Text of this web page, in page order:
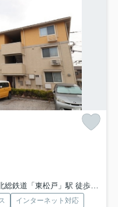
総鉄道「東松戸」駅 徒歩28分
インターネット対応